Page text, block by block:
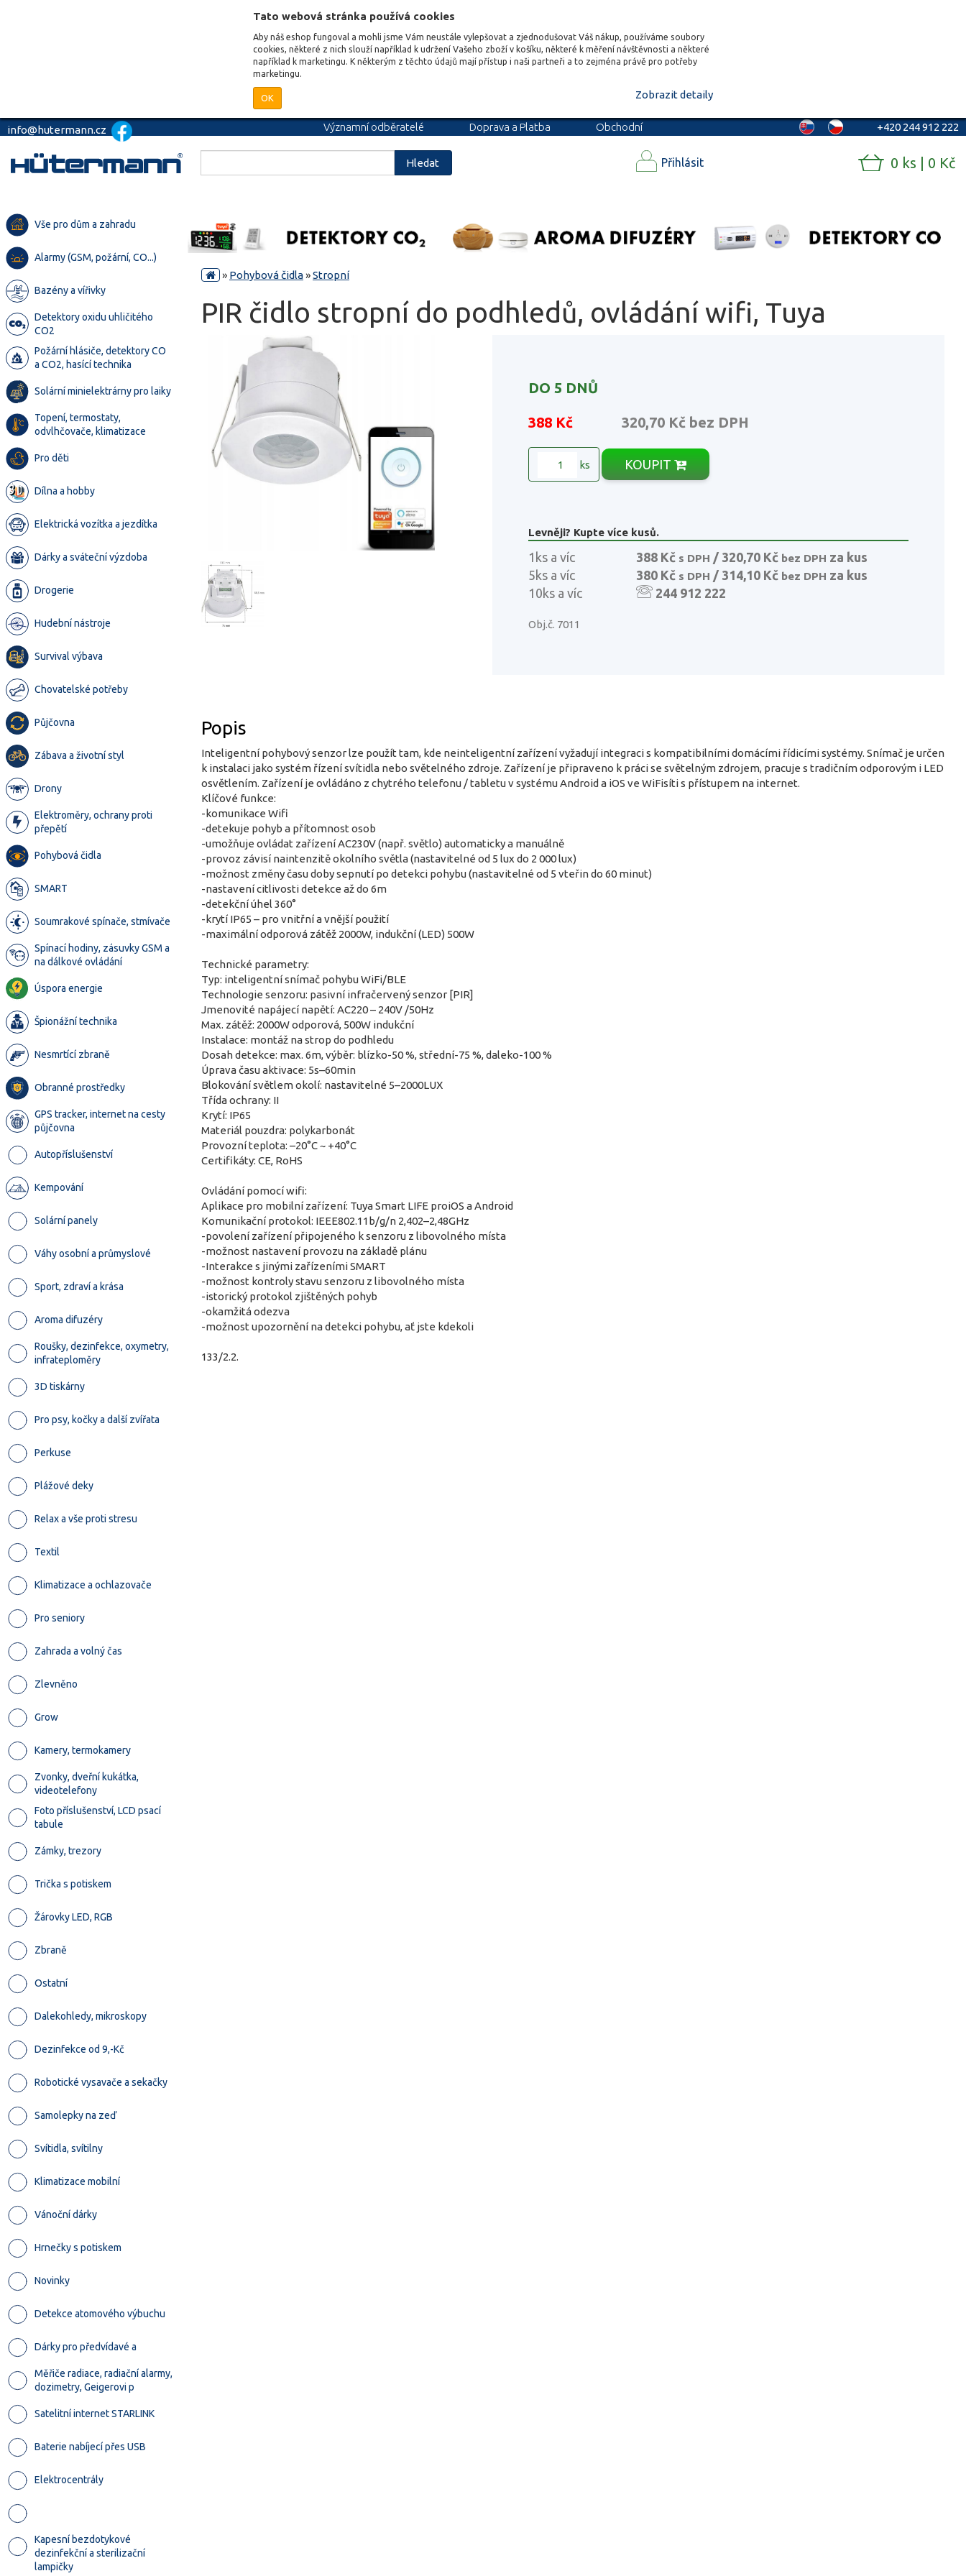
Tato webová stránka používá cookies
Aby náš eshop fungoval a mohli jsme Vám neustále vylepšovat a zjednodušovat Váš nákup, používáme soubory
cookies, některé z nich slouží například k udržení Vašeho zboží v košíku, některé k měření návštěvnosti a některé
například k marketingu. K některým z těchto údajů mají přístup i naši partneři a to zejména právě pro potřeby
marketingu.
OK Zobrazit detaily
info@hutermann.cz Významní odběratelé Doprava a Platba
Obchodní
+420 244 912 222
Hledat Přihlásit 0 ks | 0 Kč
Vše pro dům a zahradu
Alarmy (GSM, požární, CO...)
Bazény a vířivky
Detektory oxidu uhličitého
CO2
Požární hlásiče, detektory CO
a CO2, hasící technika
Solární minielektrárny pro laiky
Topení, termostaty,
odvlhčovače, klimatizace
Pro děti
Dílna a hobby
Elektrická vozítka a jezdítka
Dárky a sváteční výzdoba
Drogerie
Hudební nástroje
Survival výbava
Chovatelské potřeby
Půjčovna
Zábava a životní styl
Drony
Elektroměry, ochrany proti
přepětí
Pohybová čidla
SMART
Soumrakové spínače, stmívače
Spínací hodiny, zásuvky GSM a
na dálkové ovládání
Úspora energie
Špionážní technika
Nesmrtící zbraně
Obranné prostředky
GPS tracker, internet na cesty
půjčovna
Autopříslušenství
Kempování
Solární panely
Váhy osobní a průmyslové
Sport, zdraví a krása
Aroma difuzéry
Roušky, dezinfekce, oxymetry,
infrateploměry
3D tiskárny
Pro psy, kočky a další zvířata
Perkuse
Plážové deky
Relax a vše proti stresu
Textil
Klimatizace a ochlazovače
Pro seniory
Zahrada a volný čas
Zlevněno
Grow
Kamery, termokamery
Zvonky, dveřní kukátka,
videotelefony
Foto příslušenství, LCD psací
tabule
Zámky, trezory
Trička s potiskem
Žárovky LED, RGB
Zbraně
Ostatní
Dalekohledy, mikroskopy
Dezinfekce od 9,-Kč
Robotické vysavače a sekačky
Samolepky na zeď
Svítidla, svítilny
Klimatizace mobilní
Vánoční dárky
Hrnečky s potiskem
Novinky
Detekce atomového výbuchu
Dárky pro předvídavé a
Měřiče radiace, radiační alarmy,
dozimetry, Geigerovi p
Satelitní internet STARLINK
Baterie nabíjecí přes USB
Elektrocentrály
Kapesní bezdotykové
dezinfekční a sterilizační
lampičky
» Pohybová čidla»Stropní
PIR čidlo stropní do podhledů, ovládání wifi, Tuya
DO 5 DNŮ
388 Kč 320,70 Kč bez DPH
ks KOUPIT
Levněji? Kupte více kusů.
1ks a víc 388 Kčs DPH / 320,70 Kč bez DPH za kus
5ks a víc
380 Kčs DPH / 314,10 Kč bez DPH za kus
10ks a víc
244 912 222
Obj.č. 7011
Popis
Inteligentní pohybový senzor lze použít tam, kde neinteligentní zařízení vyžadují integraci s kompatibilními domácími řídicími systémy. Snímač je určen
k instalaci jako systém řízení svítidla nebo světelného zdroje. Zařízení je připraveno k práci se světelným zdrojem, pracuje s tradičním odporovým i LED
osvětlením. Zařízení je ovládáno z chytrého telefonu / tabletu v systému Android a iOS ve WiFisíti s přístupem na internet.
Klíčové funkce:
-komunikace Wifi
-detekuje pohyb a přítomnost osob
-umožňuje ovládat zařízení AC230V (např. světlo) automaticky a manuálně
-provoz závisí naintenzitě okolního světla (nastavitelné od 5 lux do 2 000 lux)
-možnost změny času doby sepnutí po detekci pohybu (nastavitelné od 5 vteřin do 60 minut)
-nastavení citlivosti detekce až do 6m
-detekční úhel 360°
-krytí IP65 – pro vnitřní a vnější použití
-maximální odporová zátěž 2000W, indukční (LED) 500W
Technické parametry:
Typ: inteligentní snímač pohybu WiFi/BLE
Technologie senzoru: pasivní infračervený senzor [PIR]
Jmenovité napájecí napětí: AC220 – 240V /50Hz
Max. zátěž: 2000W odporová, 500W indukční
Instalace: montáž na strop do podhledu
Dosah detekce: max. 6m, výběr: blízko-50 %, střední-75 %, daleko-100 %
Úprava času aktivace: 5s–60min
Blokování světlem okolí: nastavitelné 5–2000LUX
Třída ochrany: II
Krytí: IP65
Materiál pouzdra: polykarbonát
Provozní teplota: –20°C ~ +40°C
Certifikáty: CE, RoHS
Ovládání pomocí wifi:
Aplikace pro mobilní zařízení: Tuya Smart LIFE proiOS a Android
Komunikační protokol: IEEE802.11b/g/n 2,402–2,48GHz
-povolení zařízení připojeného k senzoru z libovolného místa
-možnost nastavení provozu na základě plánu
-Interakce s jinými zařízeními SMART
-možnost kontroly stavu senzoru z libovolného místa
-istorický protokol zjištěných pohyb
-okamžitá odezva
-možnost upozornění na detekci pohybu, ať jste kdekoli
133/2.2.